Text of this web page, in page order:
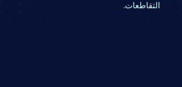
التقاطعات.